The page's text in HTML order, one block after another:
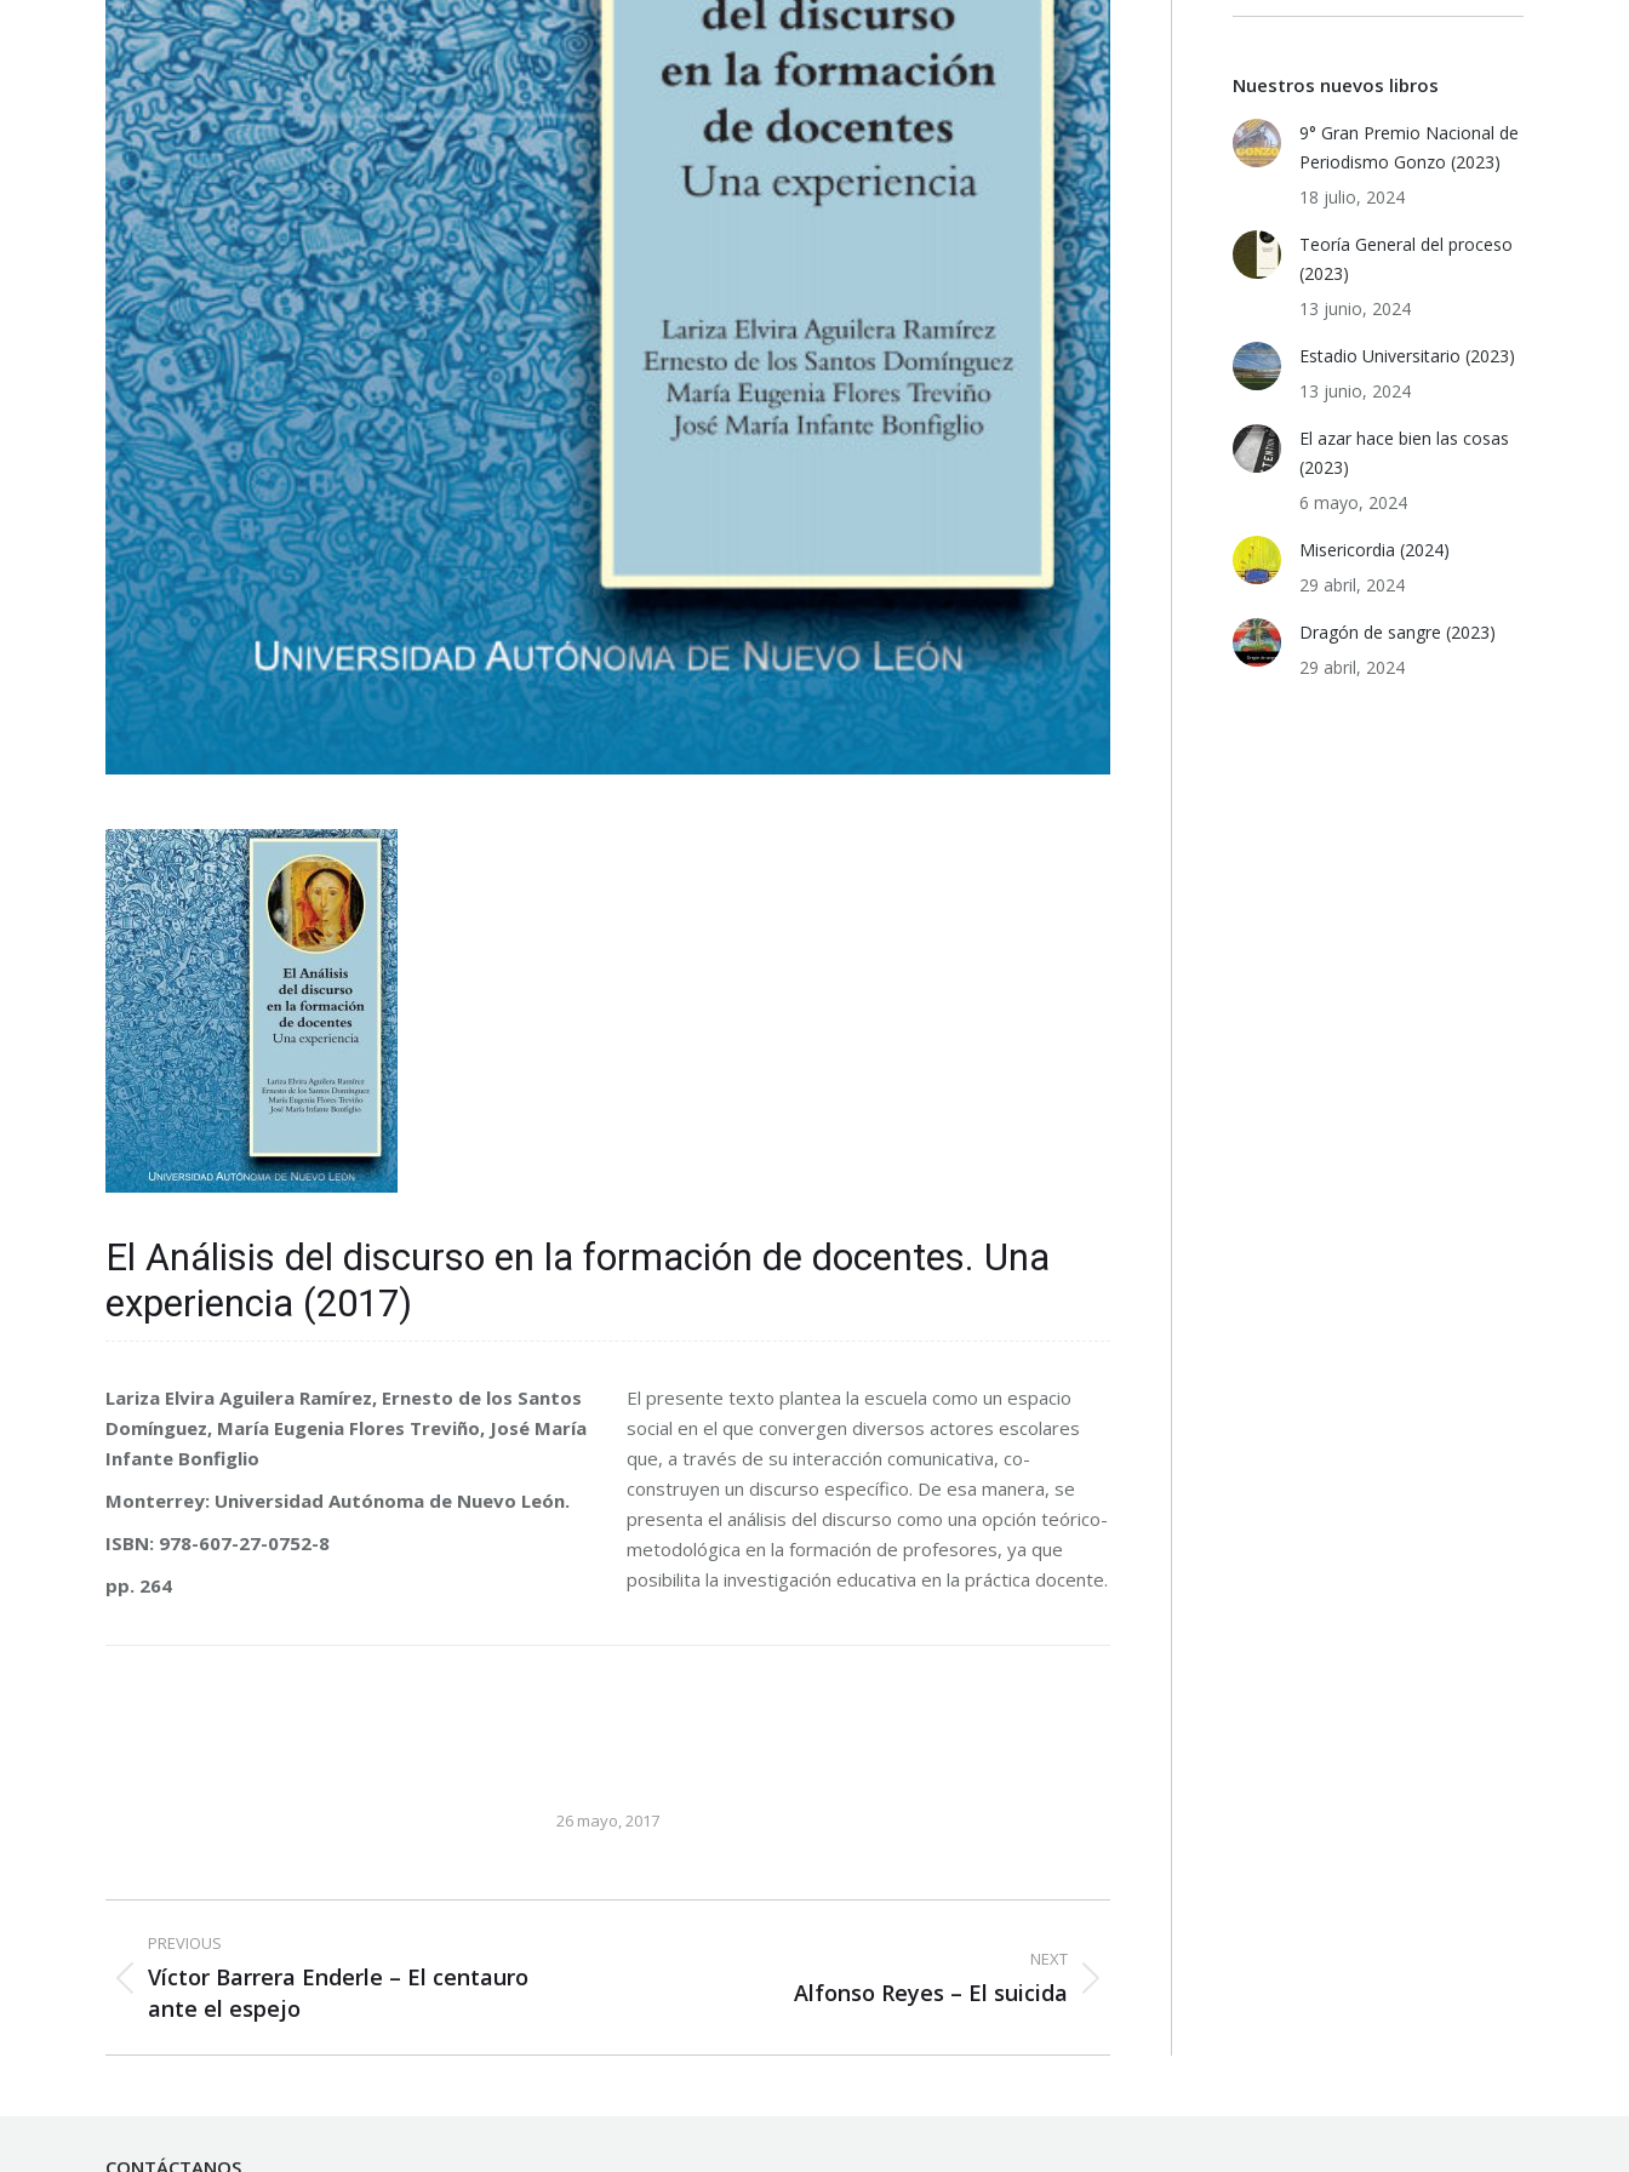
El Análisis del discurso en la formación de docentes. Una
experiencia (2017)
Lariza Elvira Aguilera Ramírez, Ernesto de los Santos
Domínguez, María Eugenia Flores Treviño, José María
Infante Bonfiglio
Monterrey: Universidad Autónoma de Nuevo León.
ISBN: 978-607-27-0752-8
pp. 264
El presente texto plantea la escuela como un espacio
social en el que convergen diversos actores escolares
que, a través de su interacción comunicativa, co-
construyen un discurso específico. De esa manera, se
presenta el análisis del discurso como una opción teórico-
metodológica en la formación de profesores, ya que
posibilita la investigación educativa en la práctica docente.
26 mayo, 2017
navigation
PREVIOUS
Previous
post:
Víctor Barrera Enderle – El centauro
ante el espejo
NEXT
Alfonso Reyes – El suicida
Nuestros nuevos libros
9° Gran Premio Nacional de
Periodismo Gonzo (2023)
18 julio, 2024
Teoría General del proceso
(2023)
13 junio, 2024
Estadio Universitario (2023)
13 junio, 2024
El azar hace bien las cosas
(2023)
6 mayo, 2024
Misericordia (2024)
29 abril, 2024
Dragón de sangre (2023)
29 abril, 2024
CONTÁCTANOS